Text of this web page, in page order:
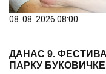
08. 08. 2026 08:00
ДАНАС 9.
ПАРКУ